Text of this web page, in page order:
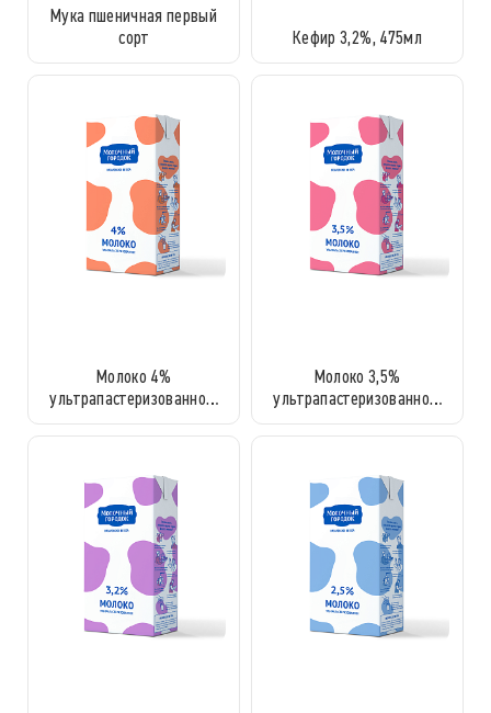
Мука пшеничная первый
сорт
Кефир 3,2%, 475мл
Молоко 4%
ультрапастеризованное,
1л
Молоко 3,5%
ультрапастеризованное,
1л